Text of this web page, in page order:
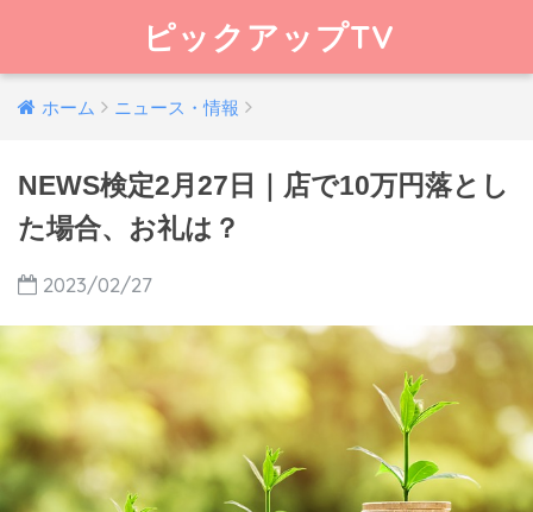
ピックアップTV
ホーム ニュース・情報
NEWS検定2月27日｜店で10万円落とし
た場合、お礼は？
2023/02/27